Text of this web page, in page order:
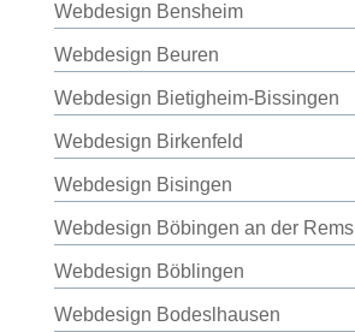
Webdesign Bensheim
Webdesign Beuren
Webdesign Bietigheim-Bissingen
Webdesign Birkenfeld
Webdesign Bisingen
Webdesign Böbingen an der Rems
Webdesign Böblingen
Webdesign Bodeslhausen